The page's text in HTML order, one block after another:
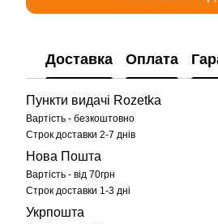
Доставка Оплата
Пункти видачі Rozetka
Вартість - безкоштовно
Строк доставки 2-7 днів
Нова Пошта
Вартість - від 70грн
Строк доставки 1-3 дні
Укрпошта